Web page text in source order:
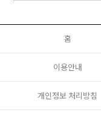
홈
이용안내
개인정보 처리방침